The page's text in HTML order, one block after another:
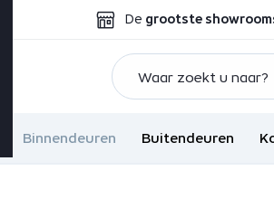
De grootste
Binnendeuren Buitendeuren